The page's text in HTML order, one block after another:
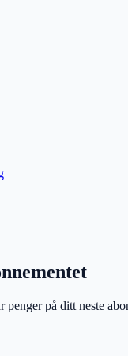
penger på ditt neste